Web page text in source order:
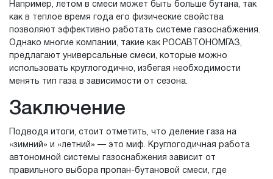
Например, летом в смеси может быть больше бутана, так
как в теплое время года его физические свойства
позволяют эффективно работать системе газоснабжения.
Однако многие компании, такие как РОСАВТОНОМГАЗ,
предлагают универсальные смеси, которые можно
использовать круглогодично, избегая необходимости
менять тип газа в зависимости от сезона.
Заключение
Подводя итоги, стоит отметить, что деление газа на
«зимний» и «летний» — это миф. Круглогодичная работа
автономной системы газоснабжения зависит от
правильного выбора пропан-бутановой смеси, где